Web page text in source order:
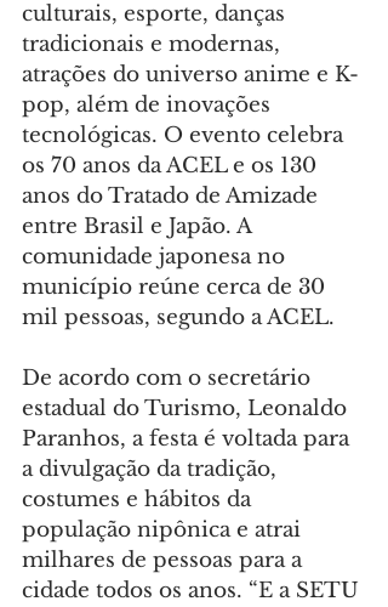
culturais, esporte, danças
tradicionais e modernas,
atrações do universo anime e K-
pop, além de inovações
tecnológicas. O evento celebra
os 70 anos da ACEL e os 130
anos do Tratado de Amizade
entre Brasil e Japão. A
comunidade japonesa no
município reúne cerca de 30
mil pessoas, segundo a ACEL.
De acordo com o secretário
estadual do Turismo, Leonaldo
Paranhos, a festa é voltada para
a divulgação da tradição,
costumes e hábitos da
população nipônica e atrai
milhares de pessoas para a
cidade todos os anos. “E a SETU